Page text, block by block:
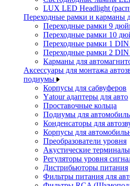
LUX LED Headlight
Переходные рамки и карманы
Переходные рамки 9
Переходные рамки 10
Переходные рамки 1 DIN
Переходные рамки 2 DIN
Карманы для
Аксессуары для монтажа
подиумы
Корпусы для сабвуферов
Yаtour адаптеры для авто
Проставочные кольца
Подиумы для
Конденсаторы для
Корпусы для
Преобразователи уровня
Акустические терминалы
Регуляторы уровня
Дистрибьюторы питания
Фильтры питания для